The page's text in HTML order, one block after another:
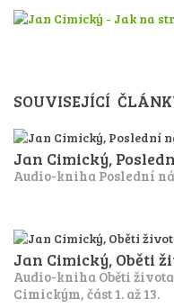
SOUVISEJÍCÍ
Jan Cimický,
Audio-kniha Poslední
Jan Cimický, Oběti
Audio-kniha Oběti
Cimickým, část 1. až 13.